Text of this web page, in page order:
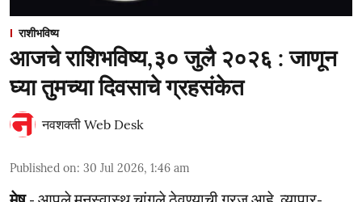
राशीभविष्य
आजचे राशिभविष्य,३० जुलै २०२६ : जाणून
घ्या तुमच्या दिवसाचे ग्रहसंकेत
नवशक्ती Web Desk
Published on: 30 Jul 2026, 1:46 am